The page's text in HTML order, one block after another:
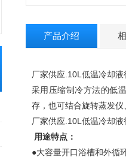
产品介绍
厂家供应.10L低温冷却
采用压缩制冷方法的低
存，也可结合旋转蒸发
厂家供应.10L低温冷却
用途特点：
●大容量开口浴槽和外循